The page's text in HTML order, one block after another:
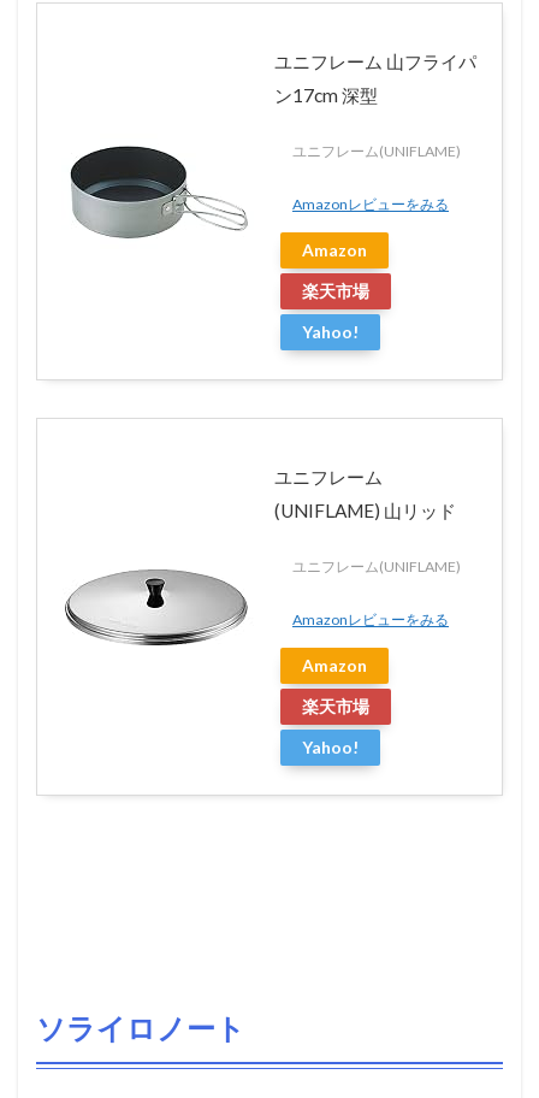
ユニフレーム 山フライパ
ン17cm 深型
ユニフレーム(UNIFLAME)
Amazonレビューをみる
Amazon
楽天市場
Yahoo!
ユニフレーム
(UNIFLAME) 山リッド
ユニフレーム(UNIFLAME)
Amazonレビューをみる
Amazon
楽天市場
Yahoo!
ソライロノート